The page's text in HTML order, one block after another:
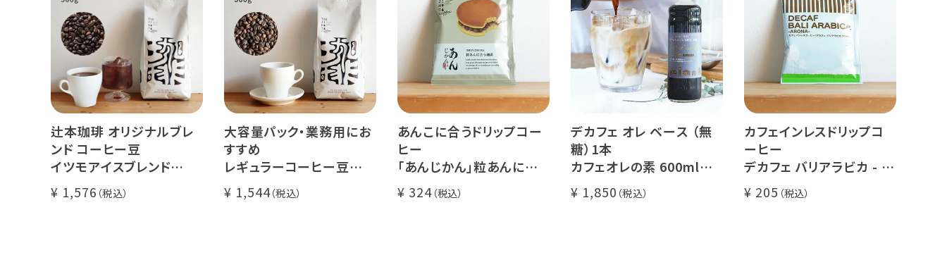
辻本珈琲 オリジナルブレ
ンド コーヒー豆
イツモアイスブレンド
500g
アイスコーヒーにオススメ
1,576
大容量パック・業務用にお
すすめ
レギュラーコーヒー豆
イツモブレンド 500g
1,544
あんこに合うドリップコー
ヒー
「あんじかん」粒あんに合う
珈琲 1杯分
324
デカフェ オレ ベース （無
糖）1本
カフェオレの素 600ml
瓶タイプ 4~5倍希釈 / 砂
糖不使用
1,850
カフェインレスドリップコ
ーヒー
デカフェ バリアラビカ - ア
ロナ - 1杯分
205